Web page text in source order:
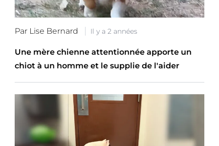
Par Lise Bernard Il y a 2 années
Une mère chienne attentionnée apporte un
chiot à un homme et le supplie de l'aider